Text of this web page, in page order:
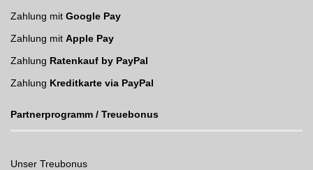
Zahlung mit Google Pay
Zahlung mit Apple Pay
Zahlung Ratenkauf by PayPal
Zahlung Kreditkarte via PayPal
Partnerprogramm / Treuebonus
Unser Treubonus